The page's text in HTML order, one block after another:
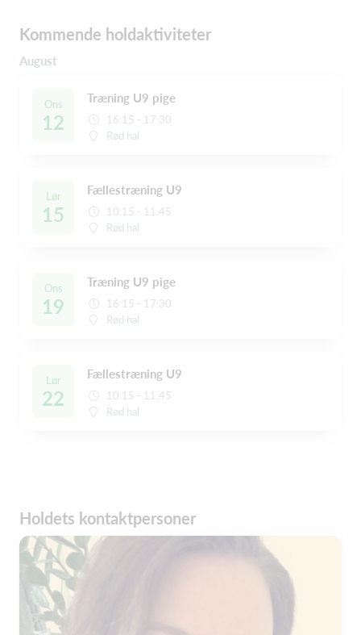
Kommende holdaktiviteter
August
Ons
12
Træning U9 pige
16:15 - 17:30
Rød hal
Lør
15
Fællestræning U9
10:15 - 11:45
Rød hal
Ons
19
Træning U9 pige
16:15 - 17:30
Rød hal
Lør
22
Fællestræning U9
10:15 - 11:45
Rød hal
Holdets kontaktpersoner